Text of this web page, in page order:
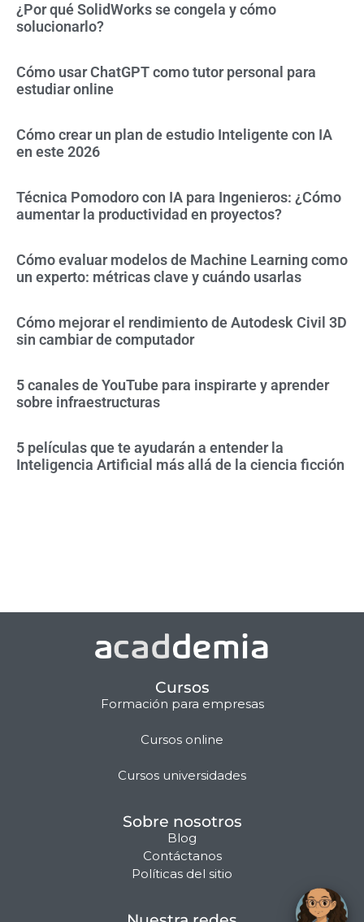
¿Por qué SolidWorks se congela y cómo
solucionarlo?
Cómo usar ChatGPT como tutor personal para
estudiar online
Cómo crear un plan de estudio Inteligente con IA
en este 2026
Técnica Pomodoro con IA para Ingenieros: ¿Cómo
aumentar la productividad en proyectos?
Cómo evaluar modelos de Machine Learning como
un experto: métricas clave y cuándo usarlas
Cómo mejorar el rendimiento de Autodesk Civil 3D
sin cambiar de computador
5 canales de YouTube para inspirarte y aprender
sobre infraestructuras
5 películas que te ayudarán a entender la
Inteligencia Artificial más allá de la ciencia ficción
Cursos
Formación para empresas
Cursos online
Cursos universidades
Sobre nosotros
Blog
Contáctanos
Políticas del sitio